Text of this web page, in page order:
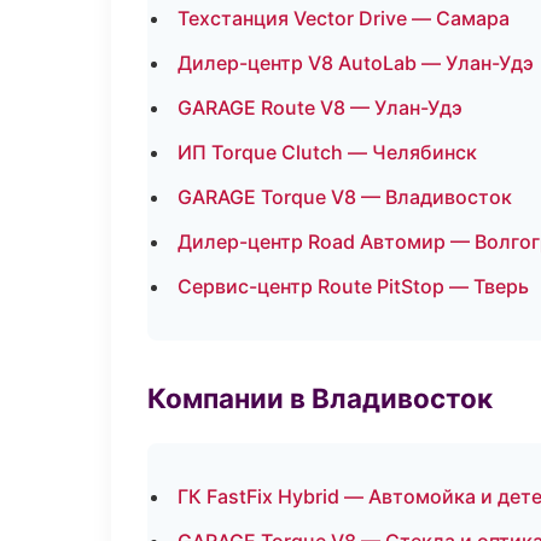
Техстанция Vector Drive — Самара
Дилер-центр V8 AutoLab — Улан-Удэ
GARAGE Route V8 — Улан-Удэ
ИП Torque Clutch — Челябинск
GARAGE Torque V8 — Владивосток
Дилер-центр Road Автомир —
Сервис-центр Route PitStop — Тверь
Компании в Владивосток
ГК FastFix Hybrid — Автомойка и